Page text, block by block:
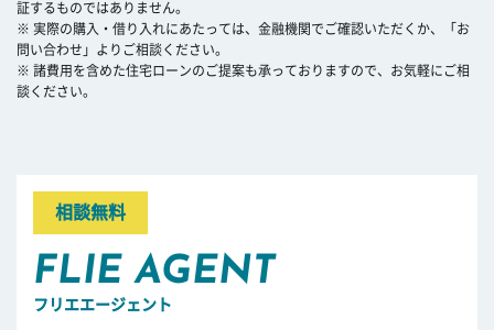
証するものではありません。
※ 実際の購入・借り入れにあたっては、金融機関でご確認いただくか、「お
問い合わせ」よりご相談ください。
※ 諸費用を含めた住宅ローンのご提案も承っておりますので、お気軽にご相
談ください。
相談無料
FLIE AGENT
フリエエージェント